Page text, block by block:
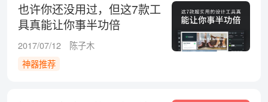
也许你还没用过，但这7款工
具真能让你事半功倍
2017/07/12
陈子木
神器推荐